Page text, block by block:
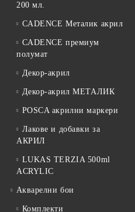
200 мл.
CADENCE Металик акрил
CADENCE премиум
полумат
Декор-акрил
Декор-акрил МЕТАЛИК
POSCA акрилни маркери
Лакове и добавки за
АКРИЛ
LUKAS TERZIA 500ml
ACRYLIC
Акварелни бои
Комплекти